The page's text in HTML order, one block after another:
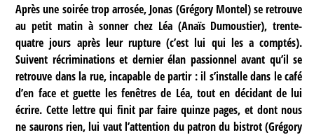
Après une soirée trop arrosée, Jonas (Grégory Montel) se retrouve
au petit matin à sonner chez Léa (Anaïs Dumoustier), trente-
quatre jours après leur rupture (c’est lui qui les a comptés).
Suivent récriminations et dernier élan passionnel avant qu’il se
retrouve dans la rue, incapable de partir : il s’installe dans le café
d’en face et guette les fenêtres de Léa, tout en décidant de lui
écrire. Cette lettre qui finit par faire quinze pages, et dont nous
ne saurons rien, lui vaut l’attention du patron du bistrot (Grégory